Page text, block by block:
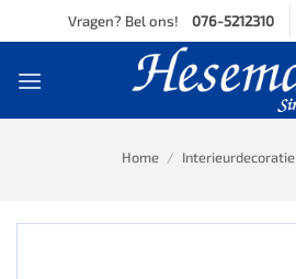
to
Vragen? Bel ons! 076-5212310
Home / Interieurdecoratie